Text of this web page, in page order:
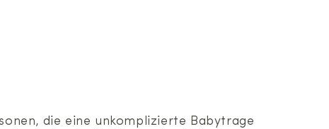
die eine unkomplizierte Babytrage